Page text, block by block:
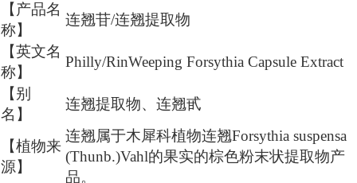
【产品名
称】
连翘苷/连翘提取物
【英文名
称】
Philly/RinWeeping Forsythia Capsule Extract
【别
名】
连翘提取物、连翘甙
【植物来
源】
连翘属于木犀科植物连翘Forsythia suspensa
(Thunb.)Vahl的果实的棕色粉末状提取物产
品。